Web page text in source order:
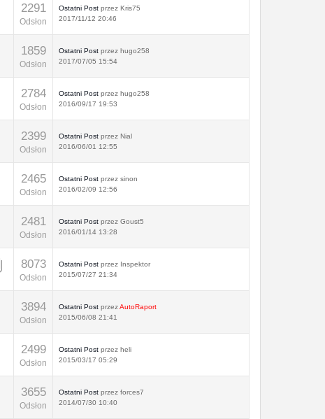
2291
Odsłon
Ostatni Post przez Kris75
2017/11/12 20:46
1859
Odsłon
Ostatni Post przez hugo258
2017/07/05 15:54
2784
Odsłon
Ostatni Post przez hugo258
2016/09/17 19:53
2399
Odsłon
Ostatni Post przez Nial
2016/06/01 12:55
2465
Odsłon
Ostatni Post przez sinon
2016/02/09 12:56
2481
Odsłon
Ostatni Post przez Goust5
2016/01/14 13:28
8073
Odsłon
Ostatni Post przez Inspektor
2015/07/27 21:34
3894
Odsłon
Ostatni Post przezAutoRaport
2015/06/08 21:41
2499
Odsłon
Ostatni Post przez heli
2015/03/17 05:29
3655
Odsłon
Ostatni Post przez forces7
2014/07/30 10:40